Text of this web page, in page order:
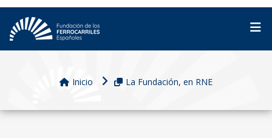
Inicio La Fundación, en RNE